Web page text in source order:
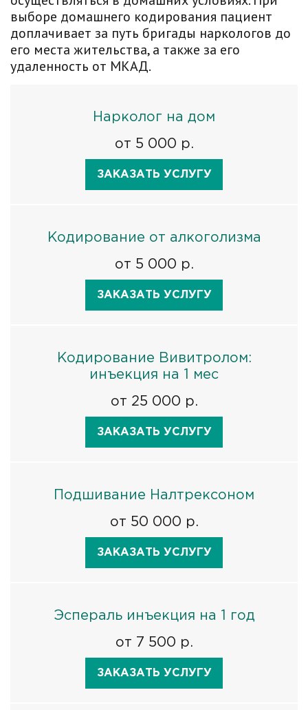
выборе домашнего кодирования пациент
доплачивает за путь бригады наркологов до
его места жительства, а также за его
удаленность от МКАД.
Нарколог на дом
от 5 000 р.
ЗАКАЗАТЬ УСЛУГУ
Кодирование от алкоголизма
от 5 000 р.
ЗАКАЗАТЬ УСЛУГУ
Кодирование Вивитролом:
инъекция на 1 мес
от 25 000 р.
ЗАКАЗАТЬ УСЛУГУ
Подшивание Налтрексоном
от 50 000 р.
ЗАКАЗАТЬ УСЛУГУ
Эспераль инъекция на 1 год
от 7 500 р.
ЗАКАЗАТЬ УСЛУГУ